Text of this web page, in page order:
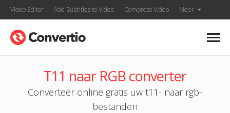
Video Editor Add Subtitles to Video Compress Video Meer
T11 naar RGB converter
Converteer online gratis uw t11- naar rgb-
bestanden